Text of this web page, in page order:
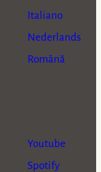
Italiano
Nederlands
Română
Youtube
Spotify